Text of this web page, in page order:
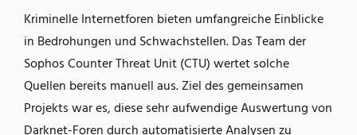
Kriminelle Internetforen bieten umfangreiche Einblicke
in Bedrohungen und Schwachstellen. Das Team der
Sophos Counter Threat Unit (CTU) wertet solche
Quellen bereits manuell aus. Ziel des gemeinsamen
Projekts war es, diese sehr aufwendige Auswertung von
Darknet-Foren durch automatisierte Analysen zu